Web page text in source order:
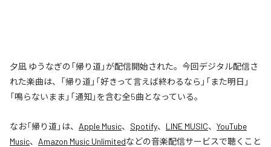
夕凪 ゆうなぎの「帰り道」が配信開始された。今回デジタル配信さ
れた楽曲は、「帰り道」「好きって言えば終わるなら」「また明日」
「鳴らないまま」「通知」を含む全5曲となっている。
なお「帰り道」は、 Apple Music、 Spotify、 LINE MUSIC、 YouTube
Music、 Amazon Music Unlimitedなどの音楽配信サービスで聴くこと